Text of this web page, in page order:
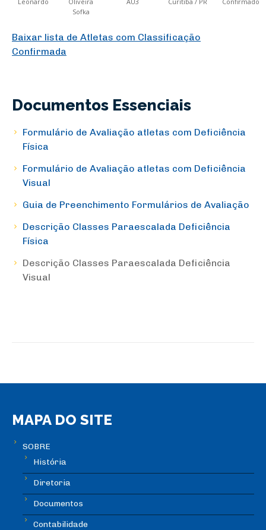
Sofka
Baixar lista de Atletas com Classificação
Confirmada
Documentos Essenciais
Formulário de Avaliação atletas com Deficiência
Física
Formulário de Avaliação atletas com Deficiência
Visual
Guia de Preenchimento Formulários de Avaliação
Descrição Classes Paraescalada Deficiência
Física
Descrição Classes Paraescalada Deficiência
Visual
MAPA DO SITE
SOBRE
História
Diretoria
Documentos
Contabilidade